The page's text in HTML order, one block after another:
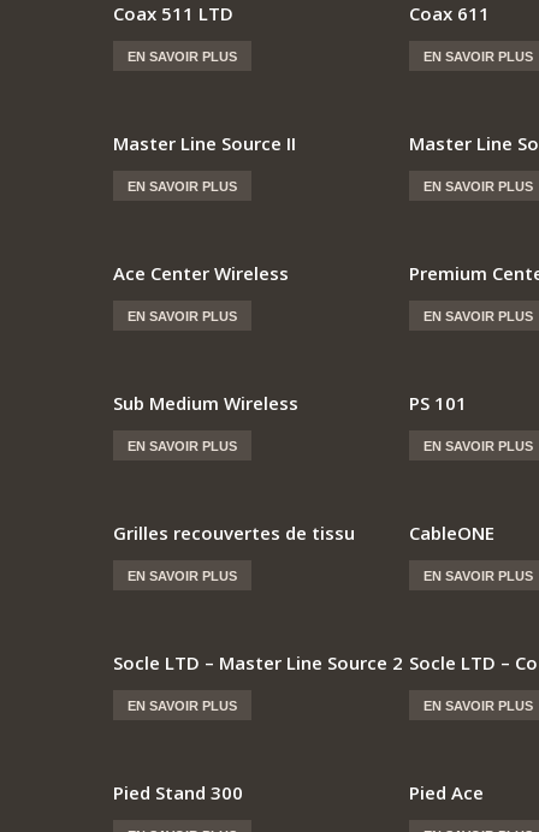
Coax 511 LTD
EN SAVOIR PLUS
Coax 611
EN SAVOIR PLUS
Master Line Source II
EN SAVOIR PLUS
Master Line
EN SAVOIR PLUS
Ace Center Wireless
EN SAVOIR PLUS
Premium
EN SAVOIR PLUS
Sub Medium Wireless
EN SAVOIR PLUS
PS 101
EN SAVOIR PLUS
Grilles recouvertes de tissu
EN SAVOIR PLUS
CableONE
EN SAVOIR PLUS
Socle LTD – Master Line Source 2
EN SAVOIR PLUS
Socle LTD –
EN SAVOIR PLUS
Pied Stand 300 Pied Ace